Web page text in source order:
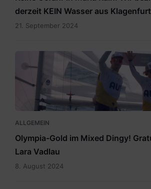
derzeit KEIN Wasser aus Klagenfurt
21. September 2024
Siegerpose.png
ALLGEMEIN
Olympia-Gold im Mixed Dingy!
Lara Vadlau
8. August 2024